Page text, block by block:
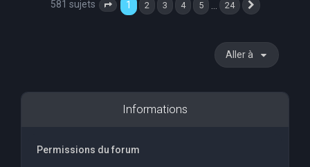
581 sujets Page 1 sur24
1 2 3 4 5 24
Aller à
Informations
Permissions du forum